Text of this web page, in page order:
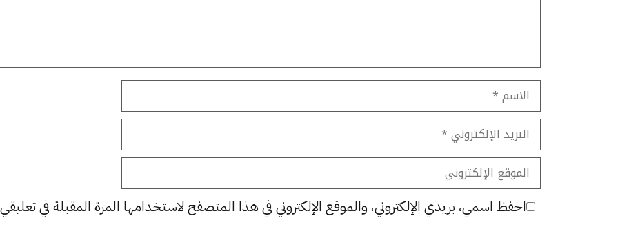
الاسم
البريد
الإلكتروني
الموقع
الإلكتروني
احفظ اسمي، بريدي الإلكتروني، والموقع الإلكتروني في هذا المتصفح لاستخدامها المرة المقبلة في